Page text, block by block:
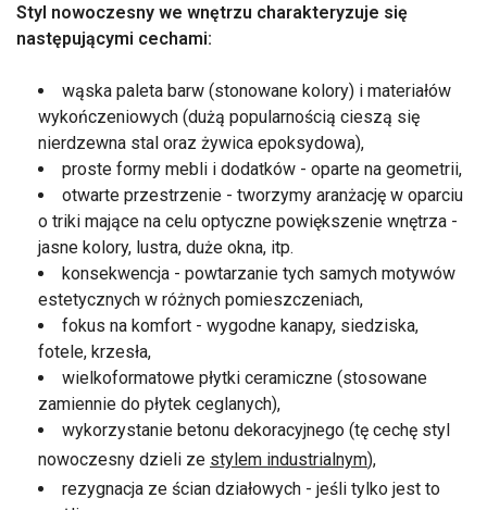
Styl nowoczesny we wnętrzu charakteryzuje się
następującymi cechami:
wąska paleta barw (stonowane kolory) i materiałów
wykończeniowych (dużą popularnością cieszą się
nierdzewna stal oraz żywica epoksydowa),
proste formy mebli i dodatków - oparte na geometrii,
otwarte przestrzenie - tworzymy aranżację w oparciu
o triki mające na celu optyczne powiększenie wnętrza -
jasne kolory, lustra, duże okna, itp.
konsekwencja - powtarzanie tych samych motywów
estetycznych w różnych pomieszczeniach,
fokus na komfort - wygodne kanapy, siedziska,
fotele, krzesła,
wielkoformatowe płytki ceramiczne (stosowane
zamiennie do płytek ceglanych),
wykorzystanie betonu dekoracyjnego (tę cechę styl
nowoczesny dzieli ze stylem industrialnym),
rezygnacja ze ścian działowych - jeśli tylko jest to